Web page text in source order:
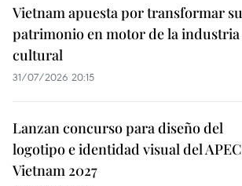
Vietnam apuesta por transformar su
patrimonio en motor de la industria
cultural
31/07/2026 20:15
Lanzan concurso para diseño del
logotipo e identidad visual del APEC
Vietnam 2027